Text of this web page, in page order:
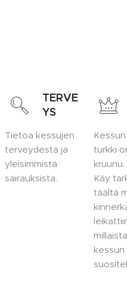
TERVE
YS
Tietoa kessujen
terveydestä ja
yleisimmistä
sairauksista.
turkki
kruunu.
Käy
täältä
kessun